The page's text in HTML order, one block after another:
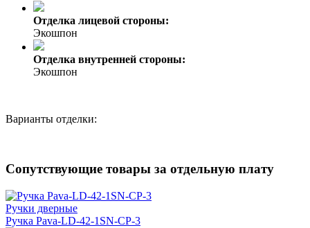
Отделка лицевой стороны:
Экошпон
Отделка внутренней стороны:
Экошпон
Варианты отделки:
Сопутствующие товары за отдельную плату
Ручки дверные
Ручка Pava-LD-42-1SN-CP-3